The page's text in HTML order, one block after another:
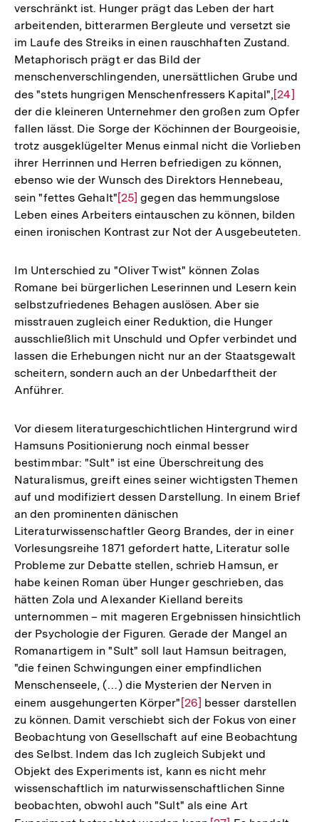
verschränkt ist. Hunger prägt das Leben der hart
arbeitenden, bitterarmen Bergleute und versetzt sie
im Laufe des Streiks in einen rauschhaften Zustand.
Metaphorisch prägt er das Bild der
menschenverschlingenden, unersättlichen Grube und
des "stets hungrigen Menschenfressers Kapital",Zur
der
Fußnote
[24]
der die kleineren Unternehmer den großen zum Opfer
fallen lässt. Die Sorge der Köchinnen der Bourgeoisie,
trotz ausgeklügelter Menus einmal nicht die Vorlieben
ihrer Herrinnen und Herren befriedigen zu können,
ebenso wie der Wunsch des Direktors Hennebeau,
sein "fettes Gehalt"Zur
Auflösung
der
[25] gegen das hemmungslose
Leben eines Arbeiters eintauschen zu können, bilden
einen ironischen Kontrast zur Not der Ausgebeuteten.
Im Unterschied zu "Oliver Twist" können Zolas
Romane bei bürgerlichen Leserinnen und Lesern kein
selbstzufriedenes Behagen auslösen. Aber sie
misstrauen zugleich einer Reduktion, die Hunger
ausschließlich mit Unschuld und Opfer verbindet und
lassen die Erhebungen nicht nur an der Staatsgewalt
scheitern, sondern auch an der Unbedarftheit der
Anführer.
Vor diesem literaturgeschichtlichen Hintergrund wird
Hamsuns Positionierung noch einmal besser
bestimmbar: "Sult" ist eine Überschreitung des
Naturalismus, greift eines seiner wichtigsten Themen
auf und modifiziert dessen Darstellung. In einem Brief
an den prominenten dänischen
Literaturwissenschaftler Georg Brandes, der in einer
Vorlesungsreihe 1871 gefordert hatte, Literatur solle
Probleme zur Debatte stellen, schrieb Hamsun, er
habe keinen Roman über Hunger geschrieben, das
hätten Zola und Alexander Kielland bereits
unternommen – mit mageren Ergebnissen hinsichtlich
der Psychologie der Figuren. Gerade der Mangel an
Romanartigem in "Sult" soll laut Hamsun beitragen,
"die feinen Schwingungen einer empfindlichen
Menschenseele, (…) die Mysterien der Nerven in
einem ausgehungerten Körper" Zur
Auflösung
der
Fußnote
[26] besser darstellen
zu können. Damit verschiebt sich der Fokus von einer
Beobachtung von Gesellschaft auf eine Beobachtung
des Selbst. Indem das Ich zugleich Subjekt und
Objekt des Experiments ist, kann es nicht mehr
wissenschaftlich im naturwissenschaftlichen Sinne
beobachten, obwohl auch "Sult" als eine Art